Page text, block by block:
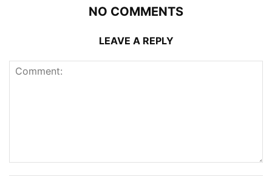
NO COMMENTS
LEAVE A REPLY